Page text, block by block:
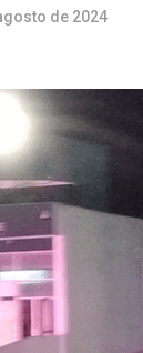
de 2024